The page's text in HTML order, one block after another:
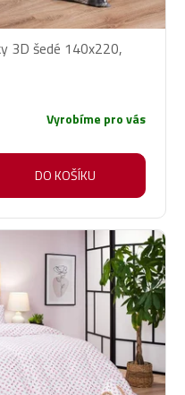
3D šedé 140x220,
Vyrobíme pro vás
DO KOŠÍKU